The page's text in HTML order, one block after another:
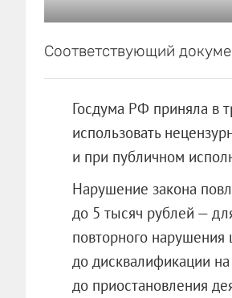
Соответствующий
Госдума РФ приняла в
использовать
и при публичном
Нарушение закона
до 5 тысяч рублей —
повторного
до дисквалификации
до приостановления